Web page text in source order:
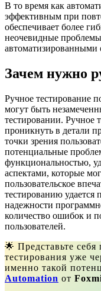
В то время как
эффективным при
обеспечивает более
неочевидные
автоматизированными
Зачем нужно
Ручное тестирование
могут быть
тестировании. Ручное
проникнуть в детали
точки зрения
потенциальные
функциональностью,
аспектами, которые
пользовательское
тестированию удается
надежности
количество ошибок и
пользователей.
🌟 Представьте
тестирования уже
именно такой
Automation от